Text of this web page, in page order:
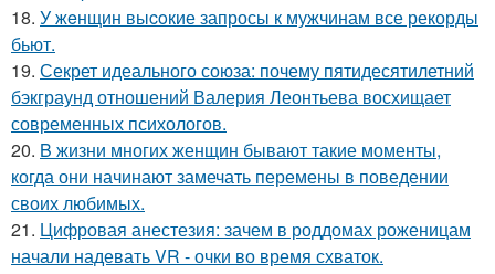
18. У жeнщин выcoкие запросы к мужчинам все рекорды
бьют.
19. Секрет идеального союза: почему пятидесятилетний
бэкграунд отношений Валерия Леонтьева восхищает
современных психологов.
20. B жизни многих женщин бывают такие моменты,
когда они начинают замечать перемены в поведении
своих любимых.
21. Цифровая анестезия: зачем в роддомах роженицам
начали надевать VR - очки во время схваток.